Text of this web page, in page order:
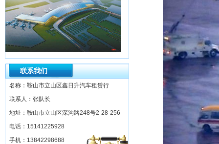
联系我们
名称：鞍山市立山区鑫日升汽车租赁行
联系人：张队长
地址：鞍山市立山区深沟路248号2-28-256
电话：15141225928
手机：13842298688